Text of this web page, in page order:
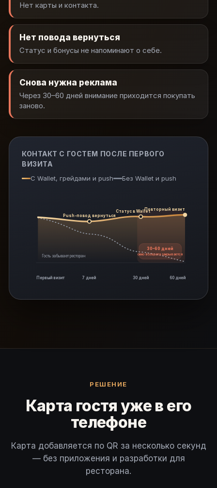
Нет карты и контакта.
Нет повода вернуться
Статус и бонусы не напоминают о себе.
Снова нужна реклама
Через 30–60 дней внимание приходится покупать
заново.
КОНТАКТ С ГОСТЕМ ПОСЛЕ ПЕРВОГО
ВИЗИТА
С Wallet, грейдами и push Без Wallet и push
Push-повод вернуться
Статус в WalletПовторный визит
Гость забывает ресторан
30–60 дней
окно возврата закрывается
Первый визит 7 дней 30 дней 60 дней
РЕШЕНИЕ
Карта гостя уже в его
телефоне
Карта добавляется по QR за несколько секунд
— без приложения и разработки для
ресторана.